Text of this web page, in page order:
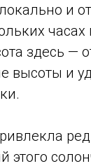
и
здесь —
высоты и
этого